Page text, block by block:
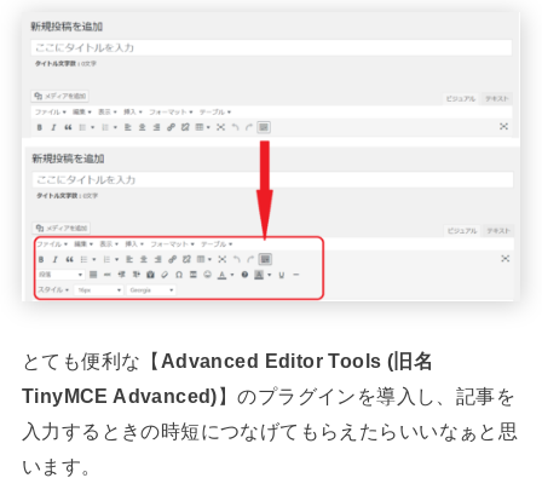
とても便利な【 Advanced Editor Tools (旧名
TinyMCE Advanced)】のプラグインを導入し、記事を
入力するときの時短につなげてもらえたらいいなぁと思
います。